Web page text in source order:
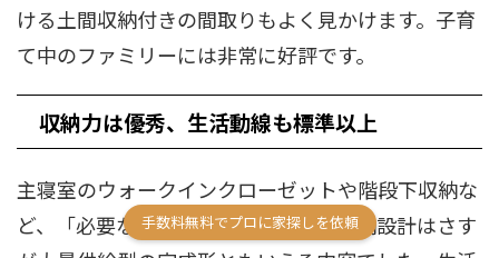
ける土間収納付きの間取りもよく見かけます。子育
て中のファミリーには非常に好評です。
収納力は優秀、生活動線も標準以上
主寝室のウォークインクローゼットや階段下収納な
ど、「必要な場所にしっかりある」収納設計はさす
手数料無料でプロに家探しを依頼